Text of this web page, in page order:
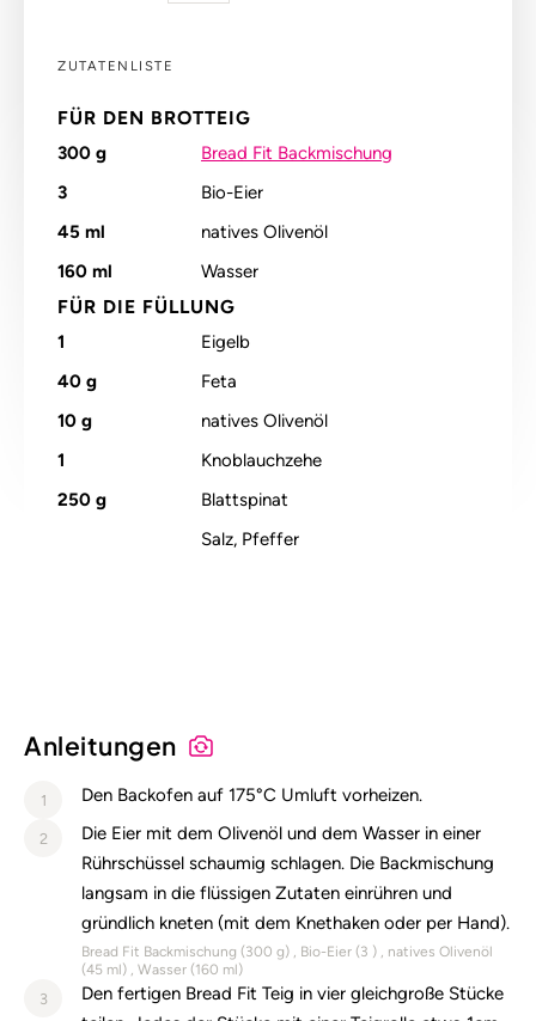
ZUTATENLISTE
FÜR DEN BROTTEIG
300 g
Bread Fit Backmischung
3
Bio-Eier
45 ml
natives Olivenöl
160 ml Wasser
FÜR DIE FÜLLUNG
1
Eigelb
40 g
Feta
10 g
natives Olivenöl
1
Knoblauchzehe
250 g
Blattspinat
Salz, Pfeffer
Anleitungen
1 Den Backofen auf 175°C Umluft vorheizen.
2
Die Eier mit dem Olivenöl und dem Wasser in einer
Rührschüssel schaumig schlagen. Die Backmischung
langsam in die flüssigen Zutaten einrühren und
gründlich kneten (mit dem Knethaken oder per Hand).
Bread Fit Backmischung (300 g) Bio-Eier (3 )
natives Olivenöl
(45 ml) Wasser (160 ml)
3
Den fertigen Bread Fit Teig in vier gleichgroße Stücke